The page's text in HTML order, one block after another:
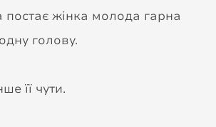
постає жінка молода гарна
голову.
її чути.